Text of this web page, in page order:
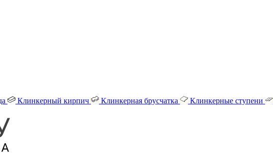
Клинкерный кирпич Клинкерная брусчатка Клинкерные ступени